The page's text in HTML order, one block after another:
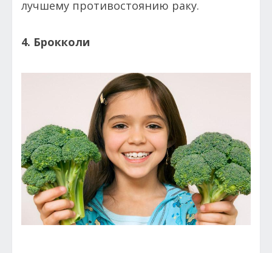
лучшему противостоянию раку.
4. Брокколи